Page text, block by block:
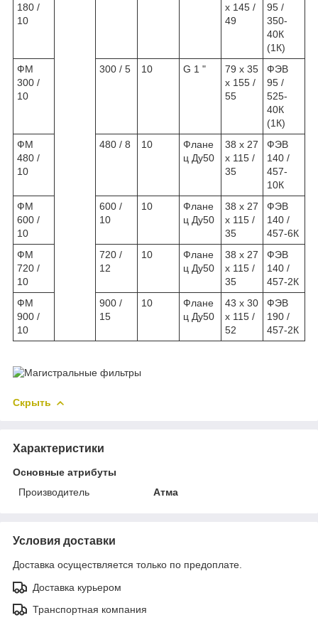
180 /
10
х 145 /
49
95 /
350-
40К
(1К)
ФМ
300 /
10
300 / 5 10 G 1 "
79 х 35
х 155 /
55
ФЭВ
95 /
525-
40К
(1К)
ФМ
480 /
10
480 / 8 10
Флане
ц Ду50
38 х 27
х 115 /
35
ФЭВ
140 /
457-
10К
ФМ
600 /
10
600 /
10
10
Флане
ц Ду50
38 х 27
х 115 /
35
ФЭВ
140 /
457-6К
ФМ
720 /
10
720 /
12
10
Флане
ц Ду50
38 х 27
х 115 /
35
ФЭВ
140 /
457-2К
ФМ
900 /
10
900 /
15
10
Флане
ц Ду50
43 х 30
х 115 /
52
ФЭВ
190 /
457-2К
Скрыть
Характеристики
Основные атрибуты
Производитель
Атма
Условия доставки
Доставка осуществляется только по предоплате.
Доставка курьером
Транспортная компания